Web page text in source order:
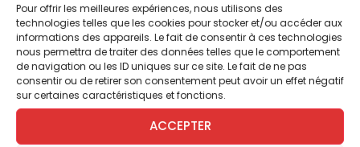
Pour offrir les meilleures expériences, nous utilisons des
technologies telles que les cookies pour stocker et/ou accéder aux
informations des appareils. Le fait de consentir à ces technologies
nous permettra de traiter des données telles que le comportement
de navigation ou les ID uniques sur ce site. Le fait de ne pas
consentir ou de retirer son consentement peut avoir un effet négatif
sur certaines caractéristiques et fonctions.
ACCEPTER
L’éditorial de Philippe
Maxence
Notre quinzaine : Notre
espérance est dans